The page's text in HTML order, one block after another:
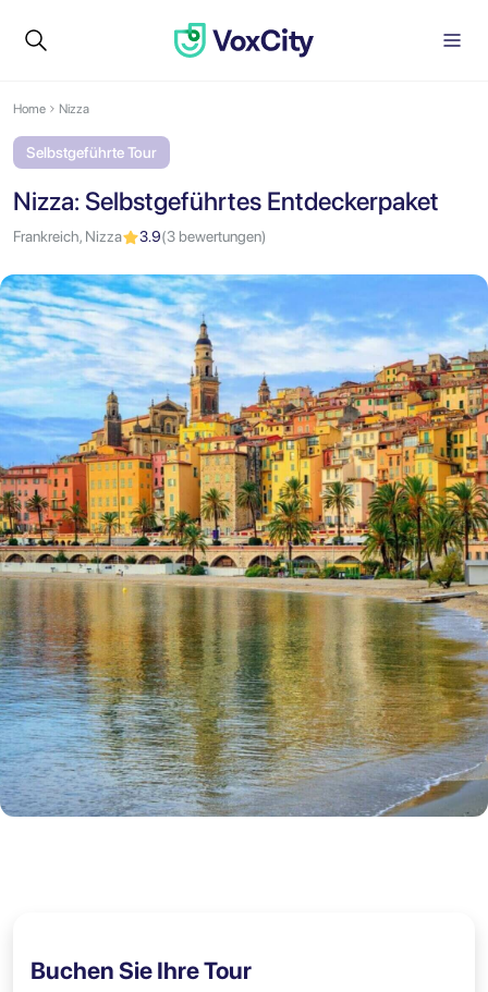
Home Nizza
Selbstgeführte Tour
Nizza: Selbstgeführtes Entdeckerpaket
Frankreich, Nizza 3.9(3 bewertungen)
Buchen Sie Ihre Tour